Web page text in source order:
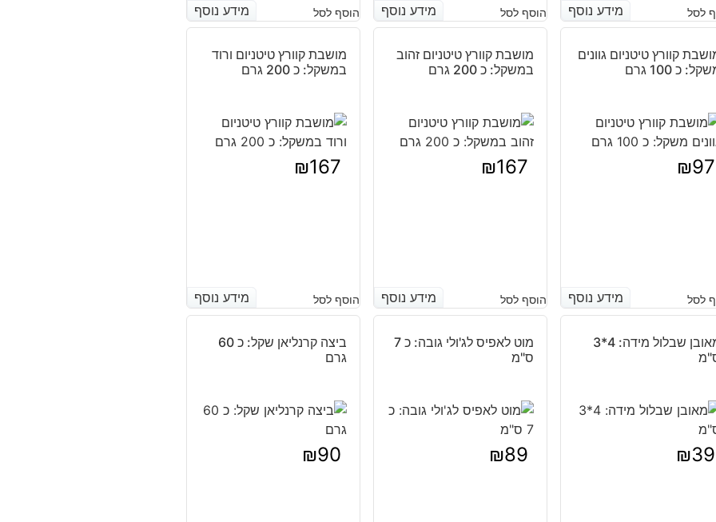
מידע נוסף לסל מידע נוסף מידע נוסף הוסף לסל מידע נוסף מידע נוסף הוסף לסל מידע נוסף
קוורץ טיטניום גוונים
כ 100 גרם
₪97
מידע נוסף לסל מידע נוסף
מושבת קוורץ טיטניום זהוב
במשקל: כ 200 גרם
₪167
מידע נוסף הוסף לסל מידע נוסף
מושבת קוורץ טיטניום ורוד
במשקל: כ 200 גרם
₪167
מידע נוסף הוסף לסל מידע נוסף
מאובן שבלול מידה: 4*3
₪39
מוט לאפיס לג'ולי גובה: כ 7
ס"מ
₪89
ביצה קרנליאן שקל: כ 60
גרם
₪90